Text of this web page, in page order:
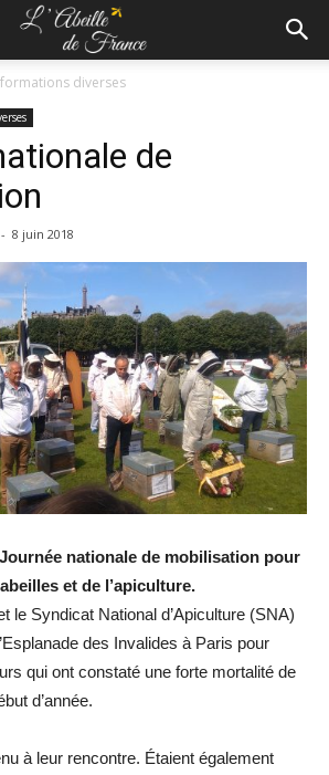
diverses
de
- 8 juin 2018
nationale de mobilisation pour
et de l’apiculture.
le Syndicat National d’Apiculture (SNA)
des Invalides à Paris pour
qui ont constaté une forte mortalité de
d’année.
à leur rencontre. Étaient également